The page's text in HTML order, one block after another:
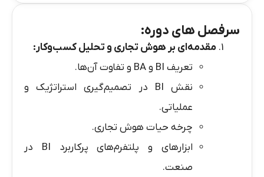
سرفصل های دوره:
مقدمه‌ای بر هوش تجاری و تحلیل کسب‌وکار:
تعریف BI و BA و تفاوت آن‌ها.
نقش BI در تصمیم‌گیری استراتژیک و
عملیاتی.
چرخه حیات هوش تجاری.
ابزارهای و پلتفرم‌های پرکاربرد BI در
صنعت.